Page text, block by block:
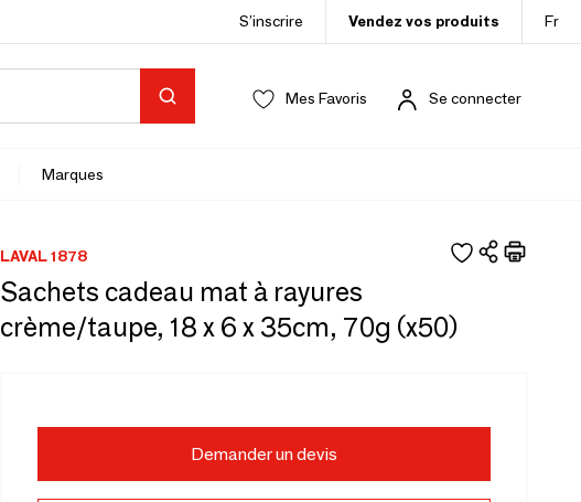
S’inscrire Vendez vos produits Fr
Mes Favoris Se connecter
Marques
LAVAL 1878
Sachets cadeau mat à rayures
crème/taupe, 18 x 6 x 35cm, 70g (x50)
Demander un devis